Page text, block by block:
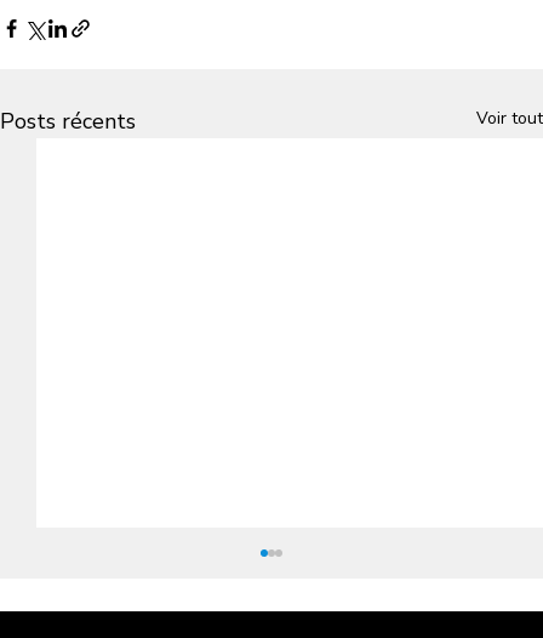
Posts récents Voir tout